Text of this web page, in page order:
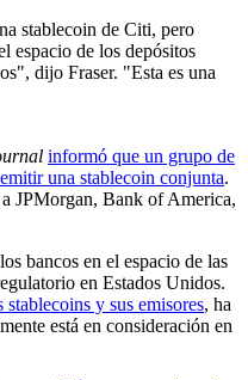
stablecoin de Citi, pero
espacio de los depósitos
dijo Fraser. "Esta es una
informó que un grupo de
una stablecoin conjunta.
JPMorgan, Bank of America,
bancos en el espacio de las
en Estados Unidos.
stablecoins y sus emisores, ha
está en consideración en